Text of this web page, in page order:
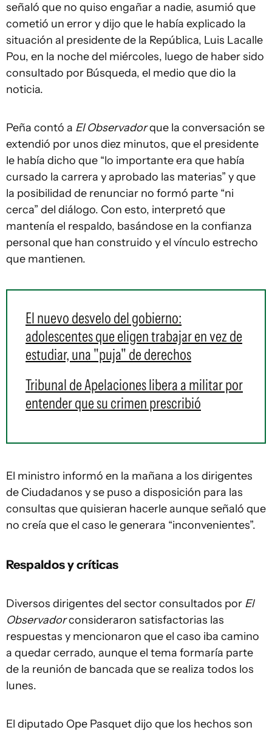
señaló que no quiso engañar a nadie, asumió que
cometió un error y dijo que le había explicado la
situación al presidente de la República, Luis Lacalle
Pou, en la noche del miércoles, luego de haber sido
consultado por Búsqueda, el medio que dio la
noticia.
Peña contó a El Observadorque la conversación se
extendió por unos diez minutos, que el presidente
le había dicho que “lo importante era que había
cursado la carrera y aprobado las materias” y que
la posibilidad de renunciar no formó parte “ni
cerca” del diálogo. Con esto, interpretó que
mantenía el respaldo, basándose en la confianza
personal que han construido y el vínculo estrecho
que mantienen.
El nuevo desvelo del gobierno:
adolescentes que eligen trabajar en vez de
estudiar, una "puja" de derechos
Tribunal de Apelaciones libera a militar por
entender que su crimen prescribió
El ministro informó en la mañana a los dirigentes
de Ciudadanos y se puso a disposición para las
consultas que quisieran hacerle aunque señaló que
no creía que el caso le generara “inconvenientes”.
Respaldos y críticas
Diversos dirigentes del sector consultados por El
Observadorconsideraron satisfactorias las
respuestas y mencionaron que el caso iba camino
a quedar cerrado, aunque el tema formaría parte
de la reunión de bancada que se realiza todos los
lunes.
El diputado Ope Pasquet dijo que los hechos son